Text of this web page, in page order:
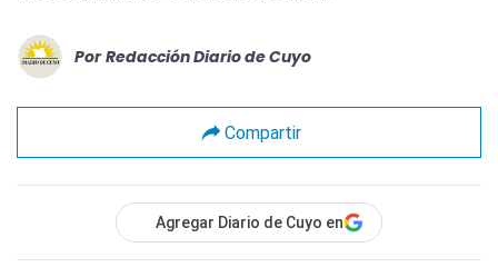
Por Redacción Diario de Cuyo
Compartir
Agregar Diario de Cuyo en